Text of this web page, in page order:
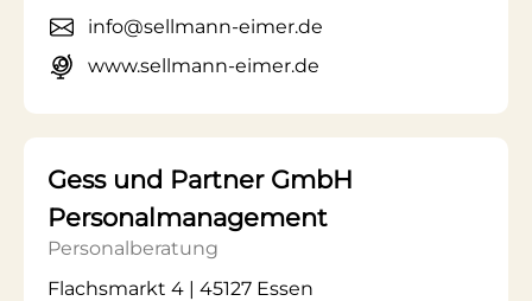
info@sellmann-eimer.de
www.sellmann-eimer.de
Gess und Partner GmbH
Personalmanagement
Personalberatung
Flachsmarkt 4 | 45127 Essen